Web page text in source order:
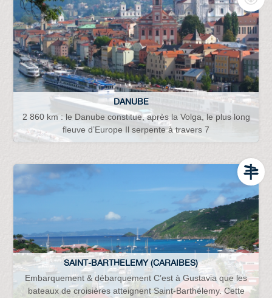
DANUBE
2 860 km : le Danube constitue, après la Volga, le plus long
fleuve d’Europe Il serpente à travers 7
SAINT-BARTHELEMY (CARAIBES)
Embarquement & débarquement C’est à Gustavia que les
bateaux de croisières atteignent Saint-Barthélemy. Cette